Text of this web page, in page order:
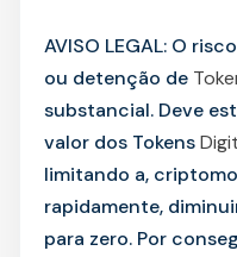
AVISO LEGAL: O
ou detenção de
substancial. Deve
valor dos Tokens
limitando a,
rapidamente,
para zero. Por